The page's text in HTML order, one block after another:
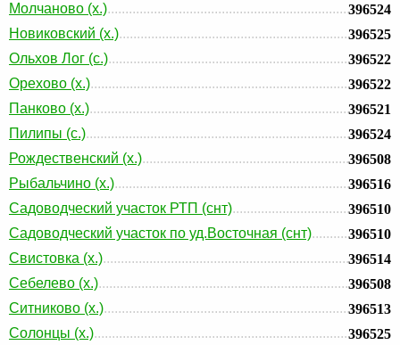
Молчаново (х.)
396524
Новиковский (х.)
396525
Ольхов Лог (с.)
396522
Орехово (х.)
396522
Панково (х.)
396521
Пилипы (с.)
396524
Рождественский (х.)
396508
Рыбальчино (х.)
396516
Садоводческий участок РТП (снт)
396510
Садоводческий участок по уд.Восточная (снт)
396510
Свистовка (х.)
396514
Себелево (х.)
396508
Ситниково (х.)
396513
Солонцы (х.)
396525